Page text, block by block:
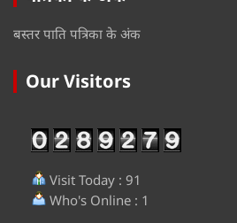
बस्तर पाति पत्रिका के अंक
Our Visitors
Visit Today : 91
Who's Online : 1